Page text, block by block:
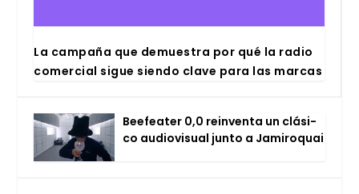
La cam­pa­ña que demues­tra por qué la radio
comer­cial sigue sien­do cla­ve para las mar­cas
Bee­fea­ter 0,0 rein­ven­ta un clá­si­
co audio­vi­sual jun­to a Jami­ro­quai